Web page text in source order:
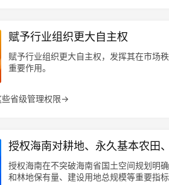
赋予行业组织更大自主权
赋予行业组织更大自主权，发挥其在市场
重要作用。
些省级管理权限→
授权海南对耕地、永久基本农田
授权海南在不突破海南省国土空间规划明
和林地保有量、建设用地总规模等重要指